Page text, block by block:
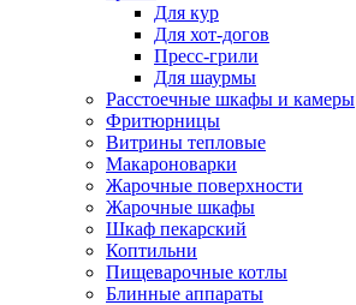
Для кур
Для хот-догов
Пресс-грили
Для шаурмы
Расстоечные шкафы и камеры
Фритюрницы
Витрины тепловые
Макароноварки
Жарочные поверхности
Жарочные шкафы
Шкаф пекарский
Коптильни
Пищеварочные котлы
Блинные аппараты